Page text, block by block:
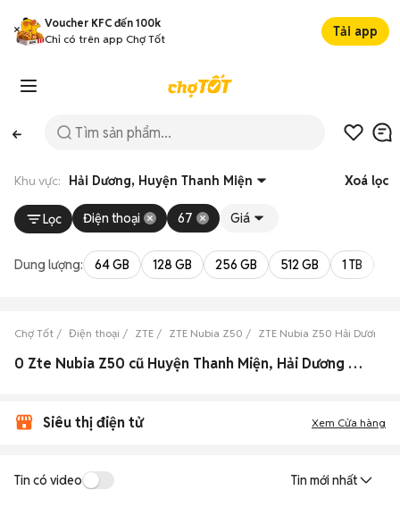
Voucher KFC đến 100k
Chỉ có trên app Chợ Tốt
Tải app
Khu vực: Hải Dương, Huyện Thanh Miện Xoá lọc
Lọc Điện thoại 67 Giá
Dung lượng: 64 GB 128 GB 256 GB 512 GB 1 TB
Chợ Tốt Điện thoại ZTE ZTE Nubia Z50 ZTE Nubia Z50 Hải Dương
0 Zte Nubia Z50 cũ Huyện Thanh Miện, Hải Dương đẹp
Siêu thị điện tử Xem Cửa hàng
Tin có video Tin mới nhất